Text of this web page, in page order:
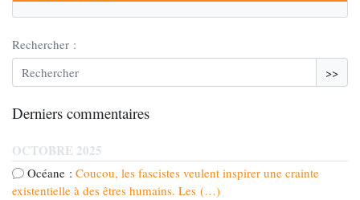
Rechercher :
>>
Derniers commentaires
OCTOBRE 2025
Océane : Coucou, les fascistes veulent inspirer une crainte
existentielle à des êtres humains. Les (…)